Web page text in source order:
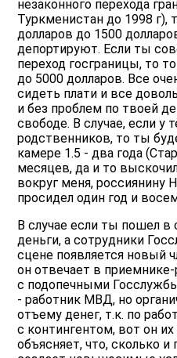
незаконного перехода
Туркменистан до 1998 г),
долларов до 1500
депортируют. Если ты
переход госграницы, то
до 5000 долларов. Все
сидеть плати и все
и без проблем по твоей
свободе. В случае, если у
родственников, то ты
камере 1.5 - два года
месяцев, да и то
вокруг меня, россиянину
просидел один год и
В случае если ты пошел в
деньги, а сотрудники
сцене появляется новый
он отвечает в приемнике-
с подопечными
- работник МВД, но
отъему денег, т.к. по
с контингентом, вот он
объясняет, что, сколько